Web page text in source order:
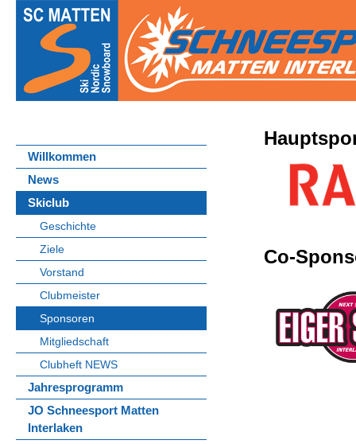
Willkommen
News
Skiclub
Geschichte
Ziele
Vorstand
Clubmeister
Sponsoren
Mitgliedschaft
Clubheft NEWS
Jahresprogramm
JO Schneesport Matten
Interlaken
Co-